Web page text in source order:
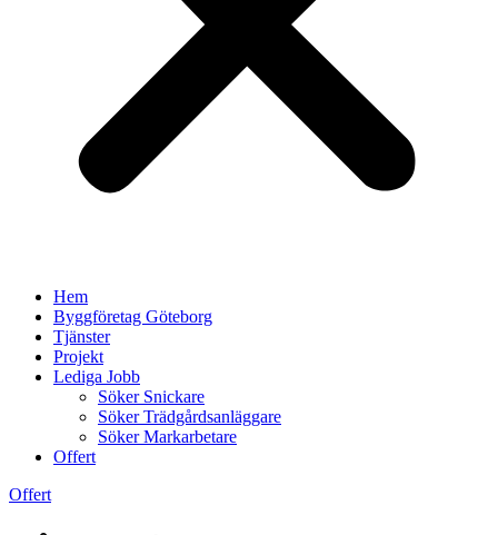
Hem
Byggföretag Göteborg
Tjänster
Projekt
Lediga Jobb
Söker Snickare
Söker Trädgårdsanläggare
Söker Markarbetare
Offert
Offert